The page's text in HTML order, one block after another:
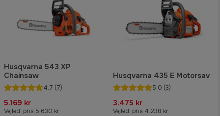
Husqvarna 543 XP
Chainsaw
4.7 (7)
5.169 kr
Vejled. pris 5.630 kr
Husqvarna 435 E Motorsav
5.0 (3)
3.475 kr
Vejled. pris 4.238 kr